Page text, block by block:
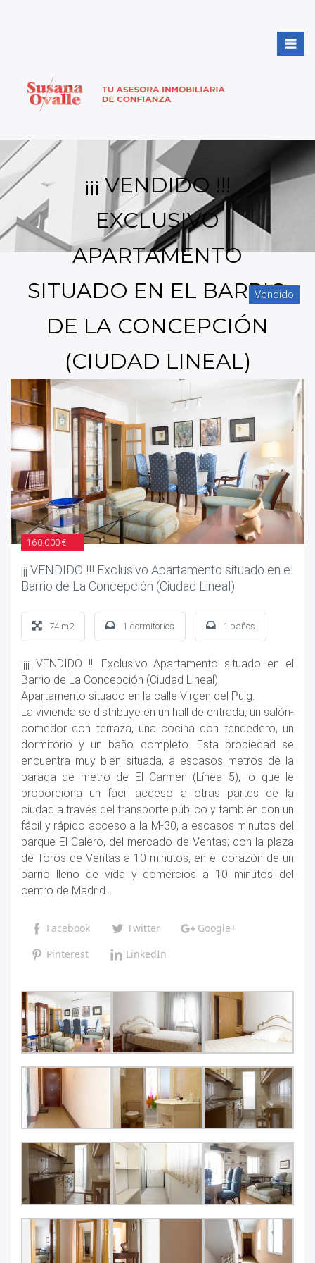
¡¡¡ VENDIDO !!!
EXCLUSIVO
APARTAMENTO
SITUADO EN EL BARRIO
DE LA CONCEPCIÓN
(CIUDAD LINEAL)
Vendido
160.000 €
¡¡¡ VENDIDO !!! Exclusivo Apartamento situado en el
Barrio de La Concepción (Ciudad Lineal)
74 m2 1 dormitorios 1 baños
¡¡¡¡ VENDIDO !!! Exclusivo Apartamento situado en el
Barrio de La Concepción (Ciudad Lineal)
Apartamento situado en la calle Virgen del Puig.
La vivienda se distribuye en un hall de entrada, un salón-
comedor con terraza, una cocina con tendedero, un
dormitorio y un baño completo. Esta propiedad se
encuentra muy bien situada, a escasos metros de la
parada de metro de El Carmen (Línea 5), lo que le
proporciona un fácil acceso a otras partes de la
ciudad a través del transporte público y también con un
fácil y rápido acceso a la M-30, a escasos minutos del
parque El Calero, del mercado de Ventas; con la plaza
de Toros de Ventas a 10 minutos, en el corazón de un
barrio lleno de vida y comercios a 10 minutos del
centro de Madrid…
Facebook Twitter
Google+
Pinterest
LinkedIn